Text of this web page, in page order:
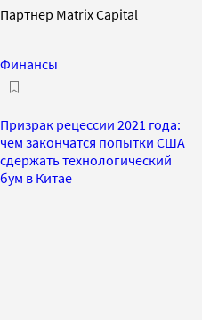
Партнер Matrix Capital
Финансы
Призрак рецессии 2021 года:
чем закончатся попытки США
сдержать технологический
бум в Китае